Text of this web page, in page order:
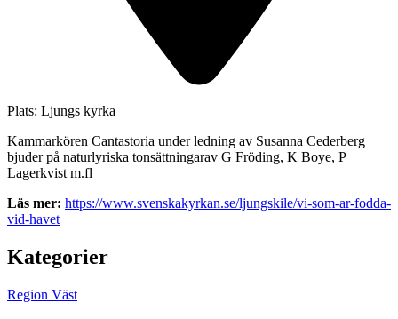
Plats: Ljungs kyrka
Kammarkören Cantastoria under ledning av Susanna Cederberg
bjuder på naturlyriska tonsättningarav G Fröding, K Boye, P
Lagerkvist m.fl
Läs mer: https://www.svenskakyrkan.se/ljungskile/vi-som-ar-fodda-
vid-havet
Kategorier
Region Väst